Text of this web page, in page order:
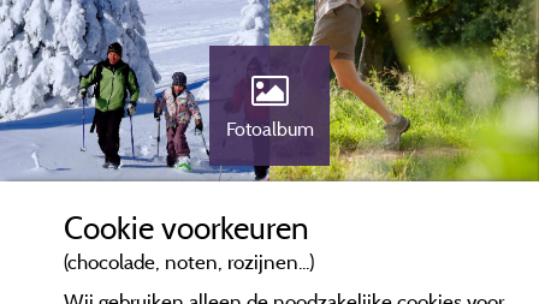
Fotoalbum
Cookie voorkeuren
(chocolade, noten, rozijnen...)